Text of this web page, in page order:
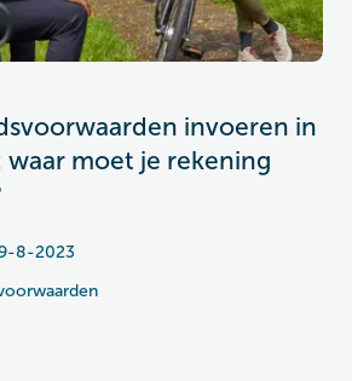
invoeren in
waar moet je rekening
8-2023